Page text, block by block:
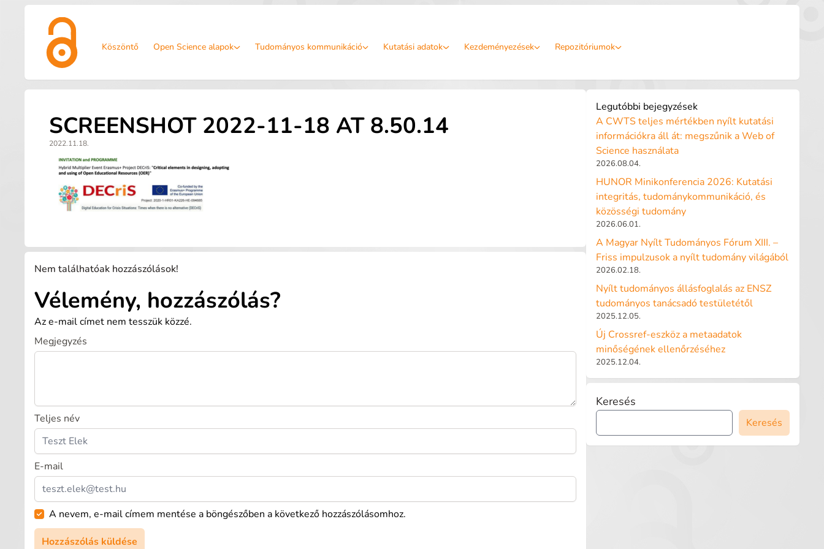
Köszöntő Open Science alapok Tudományos kommunikáció Kutatási adatok Kezdeményezések Repozitóriumok
SCREENSHOT 2022-11-18 AT 8.50.14
2022.11.18.
Nem találhatóak hozzászólások!
Vélemény, hozzászólás?
Az e-mail címet nem tesszük közzé.
Megjegyzés
Teljes név
E-mail
A nevem, e-mail címem mentése a böngészőben a következő hozzászólásomhoz.
Legutóbbi bejegyzések
A CWTS teljes mértékben nyílt kutatási
információkra áll át: megszűnik a Web of
Science használata
2026.08.04.
HUNOR Minikonferencia 2026: Kutatási
integritás, tudománykommunikáció, és
közösségi tudomány
2026.06.01.
A Magyar Nyílt Tudományos Fórum XIII. –
Friss impulzusok a nyílt tudomány világából
2026.02.18.
Nyílt tudományos állásfoglalás az ENSZ
tudományos tanácsadó testületétől
2025.12.05.
Új Crossref-eszköz a metaadatok
minőségének ellenőrzéséhez
2025.12.04.
Keresés
Keresés